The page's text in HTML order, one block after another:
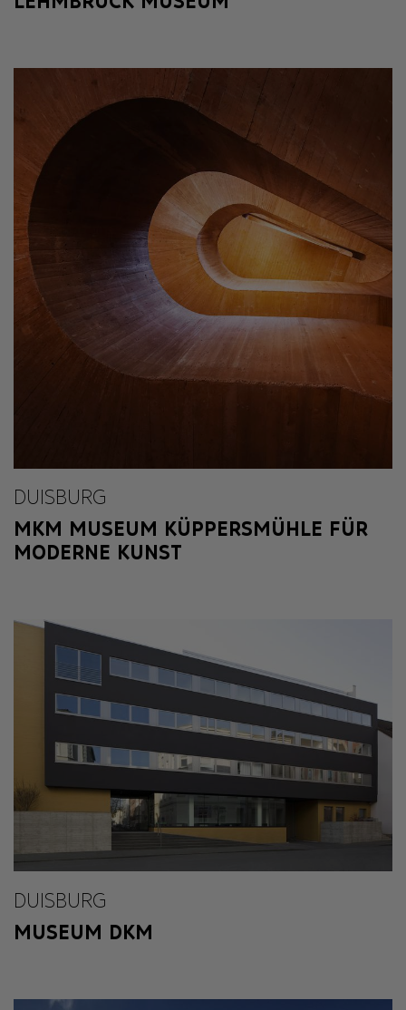
DUISBURG
MKM MUSEUM KÜPPERSMÜHLE FÜR
MODERNE KUNST
DUISBURG
MUSEUM DKM